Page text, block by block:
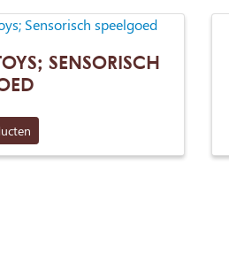
SENSORISCH